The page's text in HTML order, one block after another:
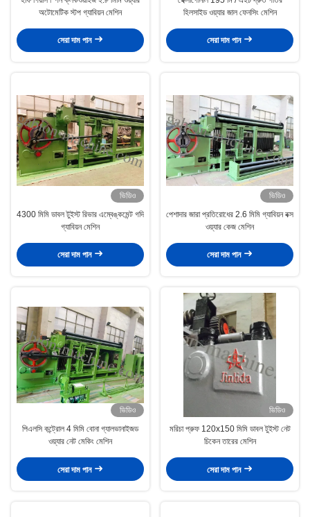
অটোমেটিক স্টপ গ্যাবিয়ন মেশিন
সেরা দাম পান
হিলসাইড ওয়্যার জাল ফেনসিং মেশিন
সেরা দাম পান
ভিডিও
4300 মিমি ডাবল টুইস্ট রিভার এম্বেঙ্কমেন্ট গদি
গ্যাবিয়ন মেশিন
সেরা দাম পান
ভিডিও
পেশাদার জারা প্রতিরোধের 2.6 মিমি গ্যাবিয়ন বক্স
ওয়্যার কেজ মেশিন
সেরা দাম পান
ভিডিও
পিএলসি কন্ট্রোল 4 মিমি বোনা গ্যালভানাইজড
ওয়্যার নেট মেকিং মেশিন
সেরা দাম পান
ভিডিও
মরিচা প্রুফ 120x150 মিমি ডাবল টুইস্ট নেট
চিকেন তারের মেশিন
সেরা দাম পান